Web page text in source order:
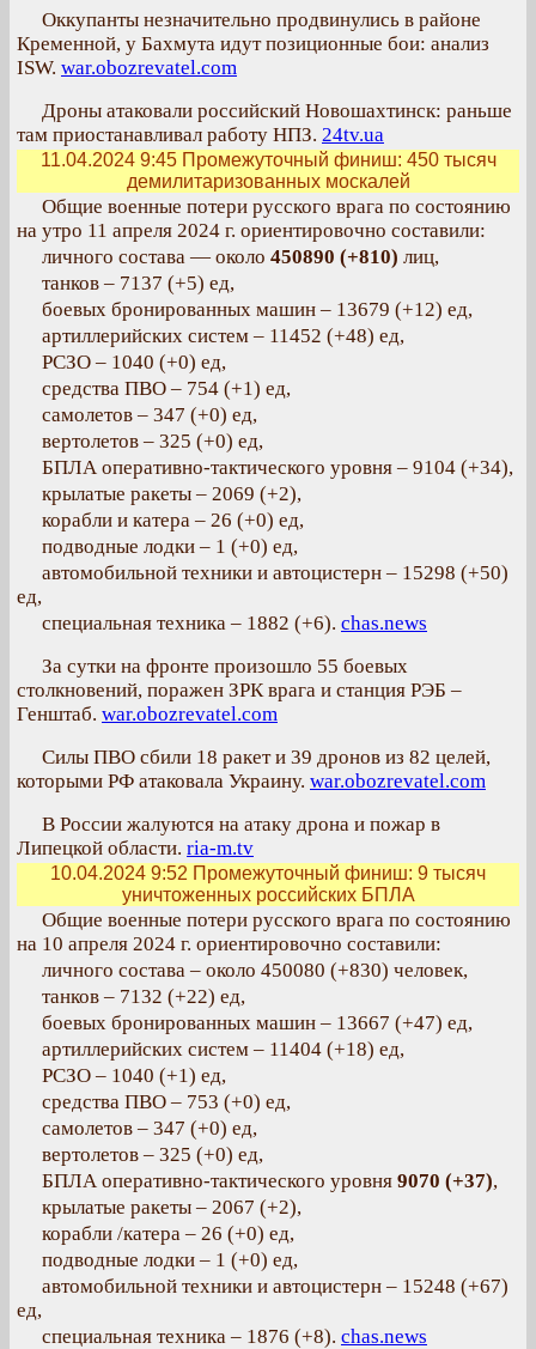
Оккупанты незначительно продвинулись в районе
Кременной, у Бахмута идут позиционные бои: анализ
ISW. war.obozrevatel.com
Дроны атаковали российский Новошахтинск: раньше
там приостанавливал работу НПЗ. 24tv.ua
11.04.2024 9:45Промежуточный финиш: 450 тысяч
демилитаризованных москалей
Общие военные потери русского врага по состоянию
на утро 11 апреля 2024 г. ориентировочно составили:
личного состава — около 450890 (+810) лиц,
танков – 7137 (+5) ед,
боевых бронированных машин – 13679 (+12) ед,
артиллерийских систем – 11452 (+48) ед,
РСЗО – 1040 (+0) ед,
средства ПВО – 754 (+1) ед,
самолетов – 347 (+0) ед,
вертолетов – 325 (+0) ед,
БПЛА оперативно-тактического уровня – 9104 (+34),
крылатые ракеты – 2069 (+2),
корабли и катера – 26 (+0) ед,
подводные лодки – 1 (+0) ед,
автомобильной техники и автоцистерн – 15298 (+50)
ед,
специальная техника – 1882 (+6). chas.news
За сутки на фронте произошло 55 боевых
столкновений, поражен ЗРК врага и станция РЭБ –
Генштаб. war.obozrevatel.com
Силы ПВО сбили 18 ракет и 39 дронов из 82 целей,
которыми РФ атаковала Украину. war.obozrevatel.com
В России жалуются на атаку дрона и пожар в
Липецкой области. ria-m.tv
10.04.2024 9:52 Промежуточный финиш: 9 тысяч
уничтоженных российских БПЛА
Общие военные потери русского врага по состоянию
на 10 апреля 2024 г. ориентировочно составили:
личного состава – около 450080 (+830) человек,
танков – 7132 (+22) ед,
боевых бронированных машин – 13667 (+47) ед,
артиллерийских систем – 11404 (+18) ед,
РСЗО – 1040 (+1) ед,
средства ПВО – 753 (+0) ед,
самолетов – 347 (+0) ед,
вертолетов – 325 (+0) ед,
БПЛА оперативно-тактического уровня 9070 (+37),
крылатые ракеты – 2067 (+2),
корабли /катера – 26 (+0) ед,
подводные лодки – 1 (+0) ед,
автомобильной техники и автоцистерн – 15248 (+67)
ед,
специальная техника – 1876 (+8). chas.news